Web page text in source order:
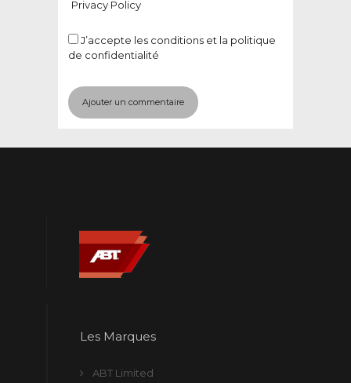
Privacy Policy
J’accepte les conditions et la politique
de confidentialité
Les Marques
ABT Limited